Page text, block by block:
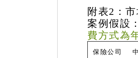
附表2：
案例假設
費方式為
保險公司